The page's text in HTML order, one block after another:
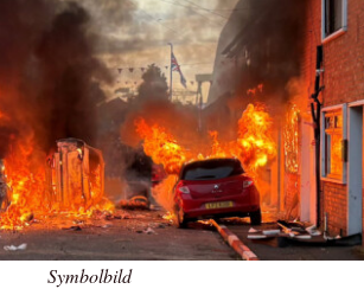
Symbolbild